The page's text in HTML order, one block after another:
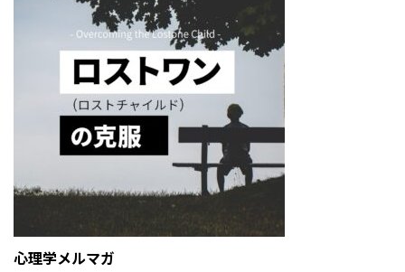
心理学メルマガ